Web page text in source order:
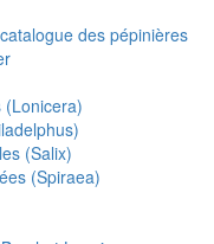
des pépinières
(Lonicera)
(Salix)
(Spiraea)